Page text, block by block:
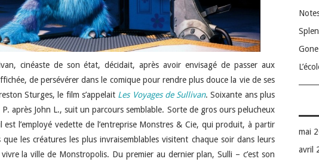
cinéaste de son état, décidait, après avoir envisagé de passer aux
de persévérer dans le comique pour rendre plus douce la vie de ses
Sturges, le film s’appelait Les Voyages de Sullivan. Soixante ans plus
après John L., suit un parcours semblable. Sorte de gros ours pelucheux
est l’employé vedette de l’entreprise Monstres & Cie, qui produit, à partir
les créatures les plus invraisemblables visitent chaque soir dans leurs
la ville de Monstropolis. Du premier au dernier plan, Sulli – c’est son
mai
avril